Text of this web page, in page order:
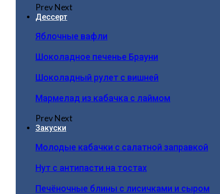
PrevNext
Дессерт
Яблочные вафли
Шоколадное печенье Брауни
Шоколадный рулет с вишней
Мармелад из кабачка с лаймом
PrevNext
Закуски
Молодые кабачки с салатной заправкой
Нут с антипасти на тостах
Печёночные блины с лисичками и сыром